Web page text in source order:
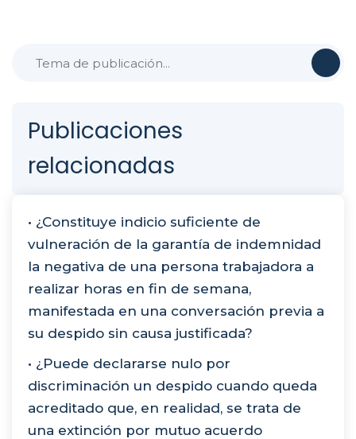
Publicaciones
relacionadas
• ¿Constituye indicio suficiente de
vulneración de la garantía de indemnidad
la negativa de una persona trabajadora a
realizar horas en fin de semana,
manifestada en una conversación previa a
su despido sin causa justificada?
• ¿Puede declararse nulo por
discriminación un despido cuando queda
acreditado que, en realidad, se trata de
una extinción por mutuo acuerdo